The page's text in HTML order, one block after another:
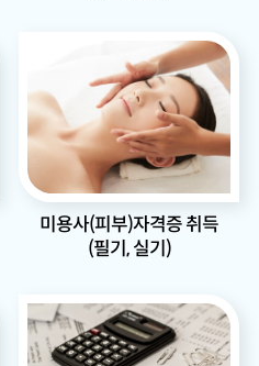
미용사(피부)자격증 취득
(필기, 실기)